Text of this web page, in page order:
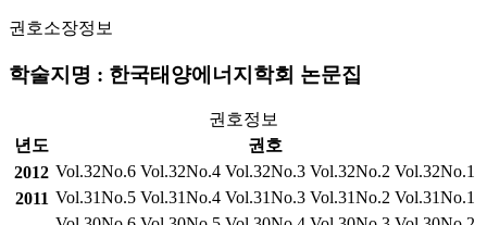
권호소장정보
학술지명 : 한국태양에너지학회 논문집
권호정보
년도
권호
2012 Vol.32No.6 Vol.32No.4 Vol.32No.3 Vol.32No.2 Vol.32No.1
2011 Vol.31No.5 Vol.31No.4 Vol.31No.3 Vol.31No.2 Vol.31No.1